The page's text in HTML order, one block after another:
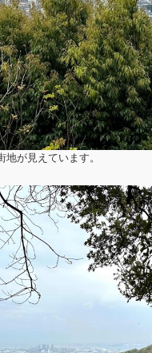
が見えています。